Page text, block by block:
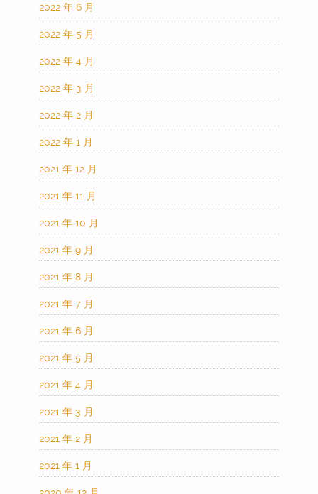
2022 年 6 月
2022 年 5 月
2022 年 4 月
2022 年 3 月
2022 年 2 月
2022 年 1 月
2021 年 12 月
2021 年 11 月
2021 年 10 月
2021 年 9 月
2021 年 8 月
2021 年 7 月
2021 年 6 月
2021 年 5 月
2021 年 4 月
2021 年 3 月
2021 年 2 月
2021 年 1 月